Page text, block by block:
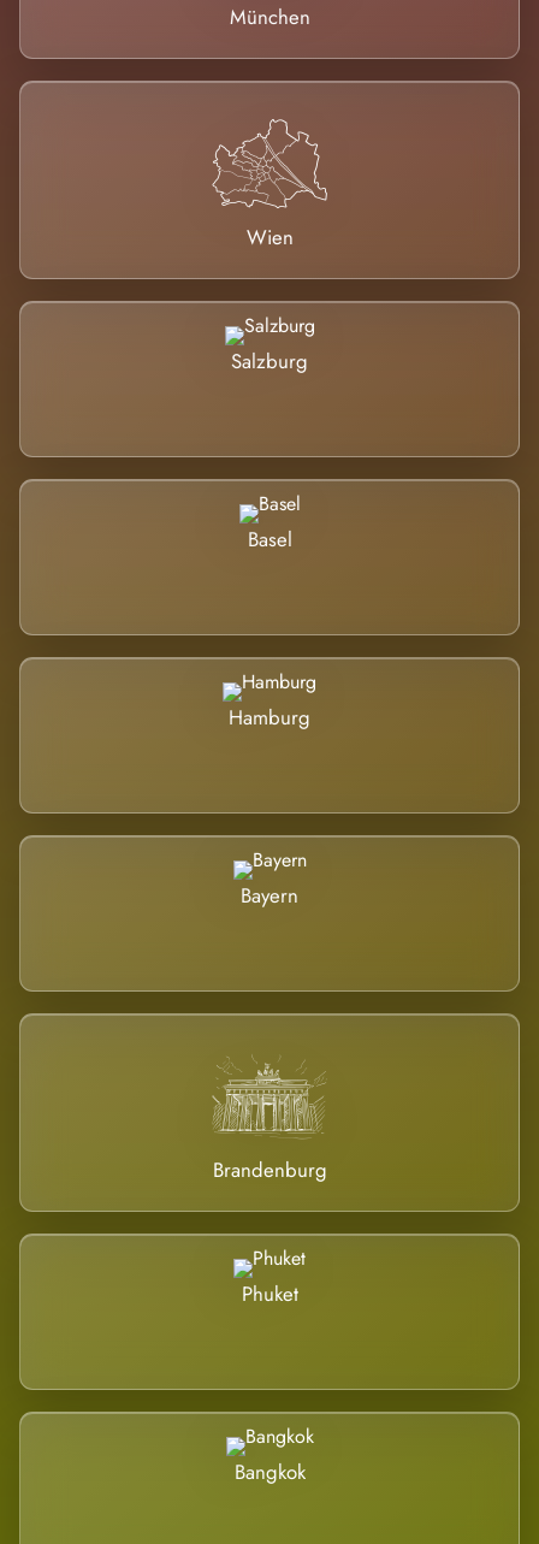
München
Wien
Salzburg
Basel
Hamburg
Bayern
Brandenburg
Phuket
Bangkok